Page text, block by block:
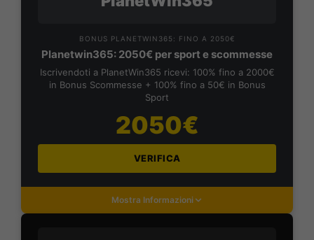
BONUS PLANETWIN365: FINO A 2050€
Planetwin365: 2050€ per sport e scommesse
Iscrivendoti a PlanetWin365 ricevi: 100% fino a 2000€
in Bonus Scommesse + 100% fino a 50€ in Bonus
Sport
2050€
VERIFICA
Mostra Informazioni